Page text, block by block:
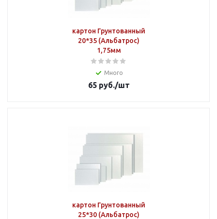
картон Грунтованный
20*35 (Альбатрос)
1,75мм
Много
65руб./шт
картон Грунтованный
25*30 (Альбатрос)